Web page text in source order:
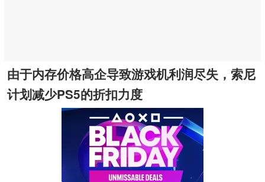
由于内存价格高企导致游戏机利润尽失，索尼
计划减少PS5的折扣力度